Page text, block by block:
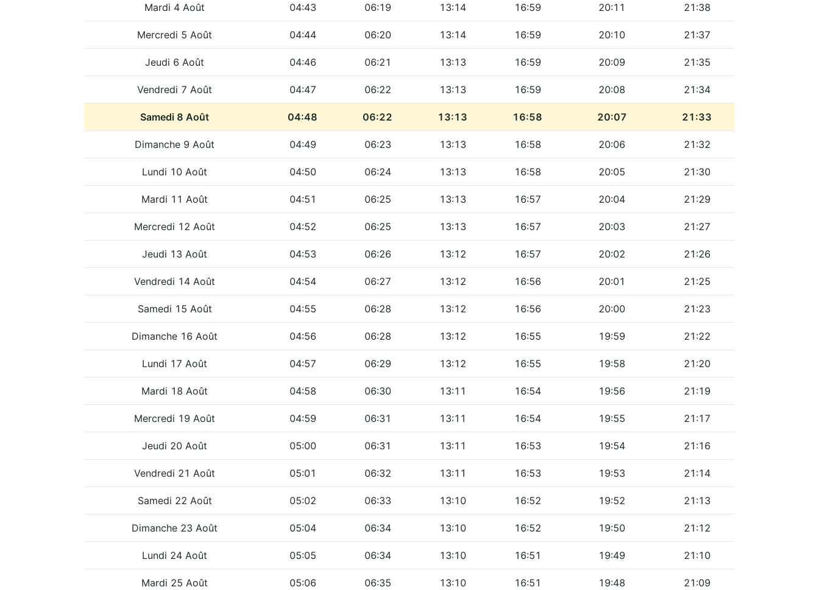
Mardi 4 Août 04:43 06:19 13:14 16:59 20:11 21:38
Mercredi 5 Août 04:44 06:20 13:14 16:59 20:10 21:37
Jeudi 6 Août 04:46 06:21 13:13 16:59 20:09 21:35
Vendredi 7 Août 04:47 06:22 13:13 16:59 20:08 21:34
Samedi 8 Août 04:48 06:22 13:13 16:58 20:07 21:33
Dimanche 9 Août 04:49 06:23 13:13 16:58 20:06 21:32
Lundi 10 Août 04:50 06:24 13:13 16:58 20:05 21:30
Mardi 11 Août 04:51 06:25 13:13 16:57 20:04 21:29
Mercredi 12 Août 04:52 06:25 13:13 16:57 20:03 21:27
Jeudi 13 Août 04:53 06:26 13:12 16:57 20:02 21:26
Vendredi 14 Août 04:54 06:27 13:12 16:56 20:01 21:25
Samedi 15 Août 04:55 06:28 13:12 16:56 20:00 21:23
Dimanche 16 Août 04:56 06:28 13:12 16:55 19:59 21:22
Lundi 17 Août 04:57 06:29 13:12 16:55 19:58 21:20
Mardi 18 Août 04:58 06:30 13:11 16:54 19:56 21:19
Mercredi 19 Août 04:59 06:31 13:11 16:54 19:55 21:17
Jeudi 20 Août 05:00 06:31 13:11 16:53 19:54 21:16
Vendredi 21 Août 05:01 06:32 13:11 16:53 19:53 21:14
Samedi 22 Août 05:02 06:33 13:10 16:52 19:52 21:13
Dimanche 23 Août 05:04 06:34 13:10 16:52 19:50 21:12
Lundi 24 Août 05:05 06:34 13:10 16:51 19:49 21:10
Mardi 25 Août 05:06 06:35 13:10 16:51 19:48 21:09